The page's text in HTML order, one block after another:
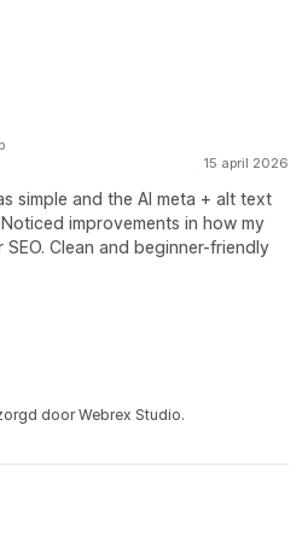
15 april 2026
simple and the AI meta + alt text
improvements in how my
Clean and beginner-friendly
door Webrex Studio.